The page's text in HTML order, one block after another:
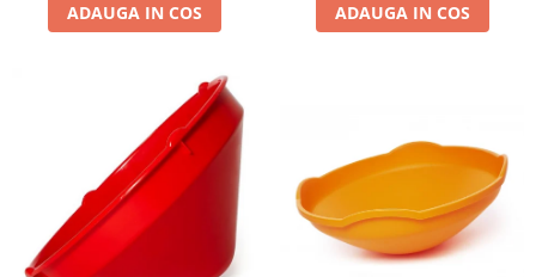
ADAUGA IN COS ADAUGA IN COS